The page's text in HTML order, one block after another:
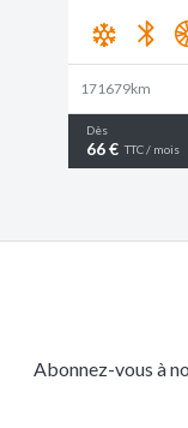
171679km
Dès
66 € TTC / mois
Abonnez-vous à